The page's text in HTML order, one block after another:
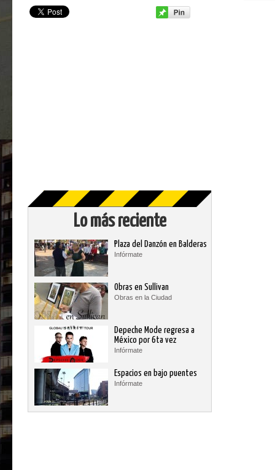
Lo más reciente
Plaza del Danzón en Balderas
Infórmate
Obras en Sullivan
Obras en la Ciudad
Depeche Mode regresa a
México por 6ta vez
Infórmate
Espacios en bajo puentes
Infórmate